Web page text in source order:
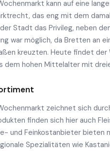
kann auf eine
das eng mit dem
Stadt das Privileg, neben
war möglich, da Bretten an
kreuzten. Heute findet
dem hohen Mittelalter mit
zeichnet sich
finden sich hier auch
und Feinkostanbieter bieten
Spezialitäten wie